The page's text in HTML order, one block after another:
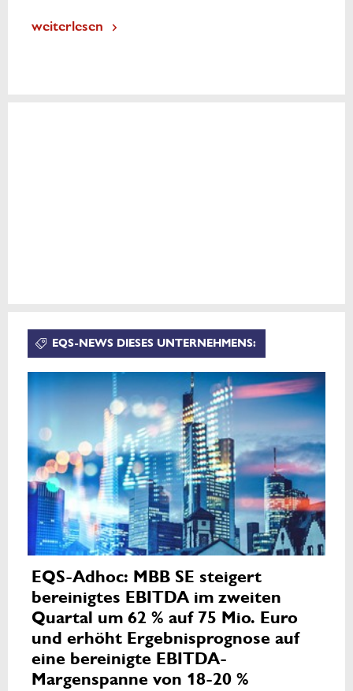
weiterlesen
EQS-NEWS DIESES UNTERNEHMENS:
EQS-Adhoc: MBB SE steigert
bereinigtes EBITDA im zweiten
Quartal um 62 % auf 75 Mio. Euro
und erhöht Ergebnisprognose auf
eine bereinigte EBITDA-
Margenspanne von 18-20 %